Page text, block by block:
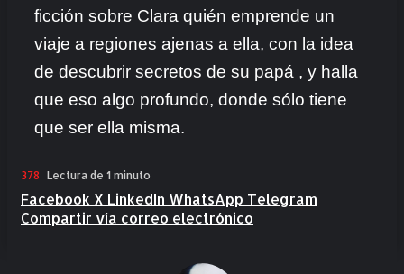
ficción sobre Clara quién emprende un
viaje a regiones ajenas a ella, con la idea
de descubrir secretos de su papá , y halla
que eso algo profundo, donde sólo tiene
que ser ella misma.
378 Lectura de 1 minuto
Facebook X LinkedIn WhatsApp Telegram
Compartir vía correo electrónico